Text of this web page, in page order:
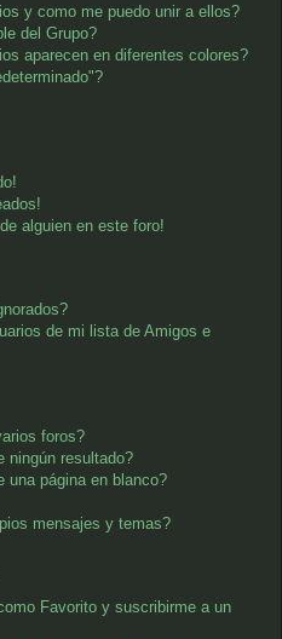
y como me puedo unir a ellos?
del Grupo?
aparecen en diferentes colores?
alguien en este foro!
de mi lista de Amigos e
foros?
ningún resultado?
una página en blanco?
mensajes y temas?
Favorito y suscribirme a un